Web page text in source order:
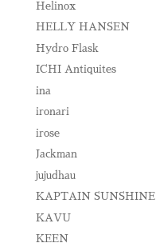
Helinox
HELLY HANSEN
Hydro Flask
ICHI Antiquites
ina
ironari
irose
Jackman
jujudhau
KAPTAIN SUNSHINE
KAVU
KEEN